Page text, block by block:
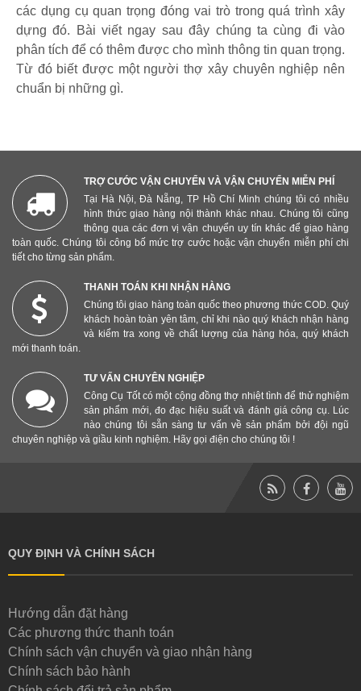
các dụng cụ quan trọng đóng vai trò trong quá trình xây
dựng đó. Bài viết ngay sau đây chúng ta cùng đi vào
phân tích để có thêm được cho mình thông tin quan trọng.
Từ đó biết được một người thợ xây chuyên nghiệp nên
chuẩn bị những gì.
TRỢ CƯỚC VẬN CHUYỂN VÀ VẬN CHUYỂN MIỄN PHÍ
Tại Hà Nội, Đà Nẵng, TP Hồ Chí Minh chúng tôi có nhiều
hình thức giao hàng nội thành khác nhau. Chúng tôi cũng
thông qua các đơn vị vận chuyển uy tín khác để giao hàng
toàn quốc. Chúng tôi công bố mức trợ cước hoặc vận chuyển miễn phí chi
tiết cho từng sản phẩm.
THANH TOÁN KHI NHẬN HÀNG
Chúng tôi giao hàng toàn quốc theo phương thức COD. Quý
khách hoàn toàn yên tâm, chỉ khi nào quý khách nhận hàng
và kiểm tra xong về chất lượng của hàng hóa, quý khách
mới thanh toán.
TƯ VẤN CHUYÊN NGHIỆP
Công Cụ Tốt có một cộng đồng thợ nhiệt tình để thử nghiệm
sản phẩm mới, đo đạc hiệu suất và đánh giá công cụ. Lúc
nào chúng tôi sẵn sàng tư vấn về sản phẩm bởi đội ngũ
chuyên nghiệp và giầu kinh nghiệm. Hãy gọi điện cho chúng tôi !
QUY ĐỊNH VÀ CHÍNH SÁCH
Hướng dẫn đặt hàng
Các phương thức thanh toán
Chính sách vận chuyển và giao nhận hàng
Chính sách bảo hành